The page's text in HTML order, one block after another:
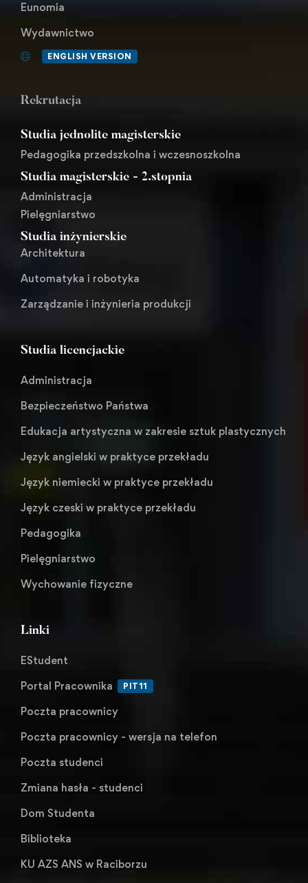
Eunomia
Wydawnictwo
ENGLISH VERSION
Rekrutacja
Studia jednolite magisterskie
Pedagogika przedszkolna i wczesnoszkolna
Studia magisterskie - 2.stopnia
Administracja
Pielęgniarstwo
Studia inżynierskie
Architektura
Automatyka i robotyka
Zarządzanie i inżynieria produkcji
Studia licencjackie
Administracja
Bezpieczeństwo Państwa
Edukacja artystyczna w zakresie sztuk plastycznych
Język angielski w praktyce przekładu
Język niemiecki w praktyce przekładu
Język czeski w praktyce przekładu
Pedagogika
Pielęgniarstwo
Wychowanie fizyczne
Linki
EStudent
Portal Pracownika
PIT11
Poczta pracownicy
Poczta pracownicy - wersja na telefon
Poczta studenci
Zmiana hasła - studenci
Dom Studenta
Biblioteka
KU AZS ANS w Raciborzu